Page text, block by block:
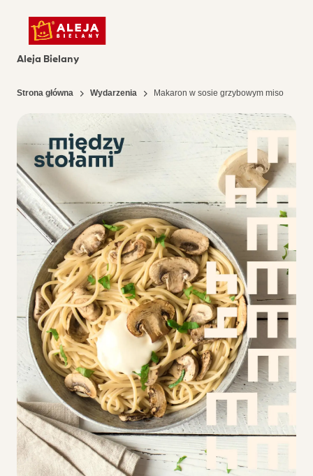
Aleja Bielany
Strona główna Wydarzenia Makaron w sosie grzybowym miso